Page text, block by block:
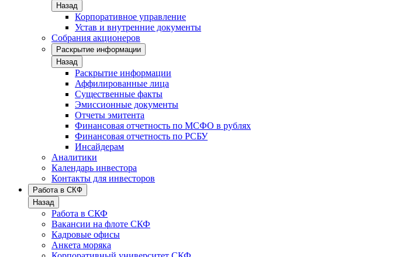
Назад
Корпоративное управление
Устав и внутренние документы
Собрания акционеров
Раскрытие информации
Назад
Раскрытие информации
Аффилированные лица
Существенные факты
Эмиссионные документы
Отчеты эмитента
Финансовая отчетность по МСФО в рублях
Финансовая отчетность по РСБУ
Инсайдерам
Аналитики
Календарь инвестора
Контакты для инвесторов
Работа в СКФ
Назад
Работа в СКФ
Вакансии на флоте СКФ
Кадровые офисы
Анкета моряка